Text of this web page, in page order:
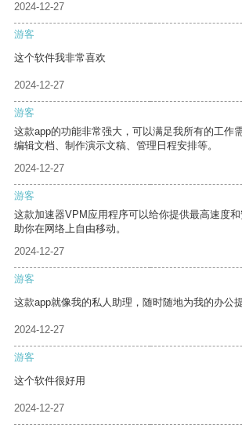
2024-12-27
游客
这个软件我非常喜欢
2024-12-27
游客
这款app的功能非常强大，可以满足我所有的工作
编辑文档、制作演示文稿、管理日程安排等。
2024-12-27
游客
这款加速器VPM应用程序可以给你提供最高速度
助你在网络上自由移动。
2024-12-27
游客
这款app就像我的私人助理，随时随地为我的办公提
2024-12-27
游客
这个软件很好用
2024-12-27